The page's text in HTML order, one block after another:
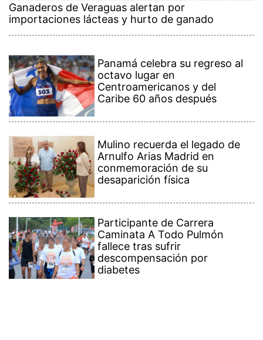
Ganaderos de Veraguas alertan por
importaciones lácteas y hurto de ganado
Panamá celebra su regreso al
octavo lugar en
Centroamericanos y del
Caribe 60 años después
Mulino recuerda el legado de
Arnulfo Arias Madrid en
conmemoración de su
desaparición física
Participante de Carrera
Caminata A Todo Pulmón
fallece tras sufrir
descompensación por
diabetes